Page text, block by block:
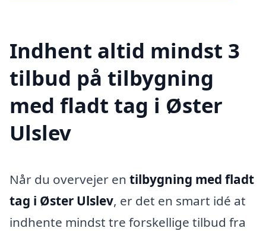
Indhent altid mindst 3
tilbud på tilbygning
med fladt tag i Øster
Ulslev
Når du overvejer en tilbygning med fladt
tag i Øster Ulslev, er det en smart idé at
indhente mindst tre forskellige tilbud fra